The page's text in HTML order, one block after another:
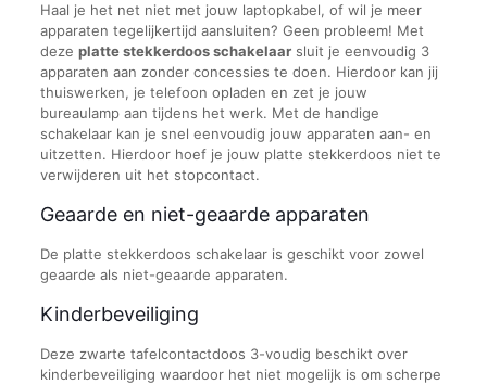
Haal je het net niet met jouw laptopkabel, of wil je meer
apparaten tegelijkertijd aansluiten? Geen probleem! Met
deze platte stekkerdoos schakelaarsluit je eenvoudig 3
apparaten aan zonder concessies te doen. Hierdoor kan jij
thuiswerken, je telefoon opladen en zet je jouw
bureaulamp aan tijdens het werk. Met de handige
schakelaar kan je snel eenvoudig jouw apparaten aan- en
uitzetten. Hierdoor hoef je jouw platte stekkerdoos niet te
verwijderen uit het stopcontact.
Geaarde en niet-geaarde apparaten
De platte stekkerdoos schakelaar is geschikt voor zowel
geaarde als niet-geaarde apparaten.
Kinderbeveiliging
Deze zwarte tafelcontactdoos 3-voudig beschikt over
kinderbeveiliging waardoor het niet mogelijk is om scherpe